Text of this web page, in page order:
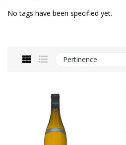
No tags have been specified yet.
Pertinence